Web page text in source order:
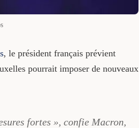
, le président français prévient
pourrait imposer de nouveaux
fortes », confie Macron,